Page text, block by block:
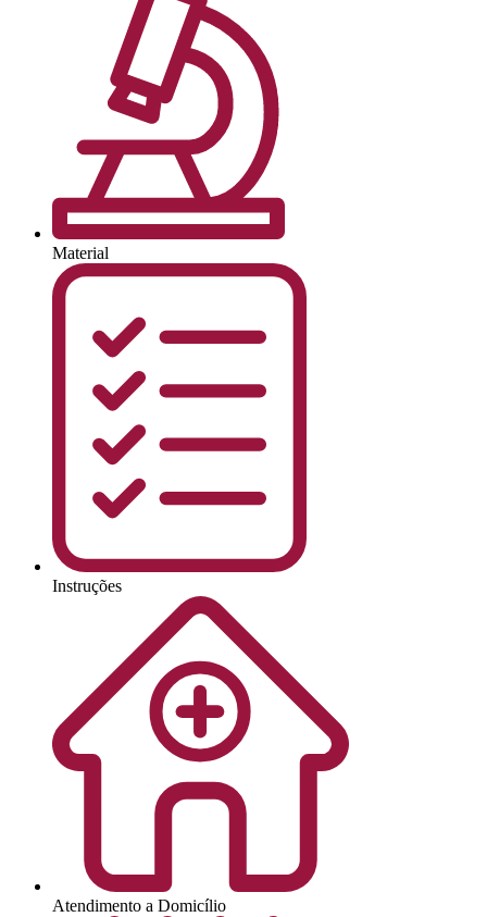
Material
Instruções
Atendimento a Domicílio